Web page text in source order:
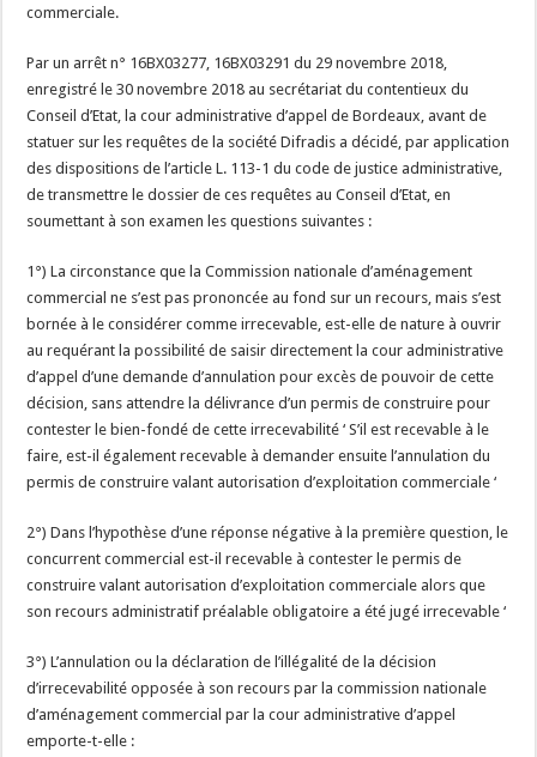
commerciale.
Par un arrêt n° 16BX03277, 16BX03291 du 29 novembre 2018,
enregistré le 30 novembre 2018 au secrétariat du contentieux du
Conseil d’Etat, la cour administrative d’appel de Bordeaux, avant de
statuer sur les requêtes de la société Difradis a décidé, par application
des dispositions de l’article L. 113-1 du code de justice administrative,
de transmettre le dossier de ces requêtes au Conseil d’Etat, en
soumettant à son examen les questions suivantes :
1°) La circonstance que la Commission nationale d’aménagement
commercial ne s’est pas prononcée au fond sur un recours, mais s’est
bornée à le considérer comme irrecevable, est-elle de nature à ouvrir
au requérant la possibilité de saisir directement la cour administrative
d’appel d’une demande d’annulation pour excès de pouvoir de cette
décision, sans attendre la délivrance d’un permis de construire pour
contester le bien-fondé de cette irrecevabilité ‘ S’il est recevable à le
faire, est-il également recevable à demander ensuite l’annulation du
permis de construire valant autorisation d’exploitation commerciale ‘
2°) Dans l’hypothèse d’une réponse négative à la première question, le
concurrent commercial est-il recevable à contester le permis de
construire valant autorisation d’exploitation commerciale alors que
son recours administratif préalable obligatoire a été jugé irrecevable ‘
3°) L’annulation ou la déclaration de l’illégalité de la décision
d’irrecevabilité opposée à son recours par la commission nationale
d’aménagement commercial par la cour administrative d’appel
emporte-t-elle :